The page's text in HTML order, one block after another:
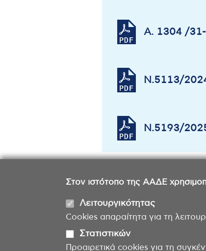
Στον ιστότοπο της ΑΑΔΕ
Λειτουργικότητας
Cookies απαραίτητα για τη
Στατιστικών
Προαιρετικά cookies για τη
Α. 1304 /
Ν.5113/
Ν.5193/